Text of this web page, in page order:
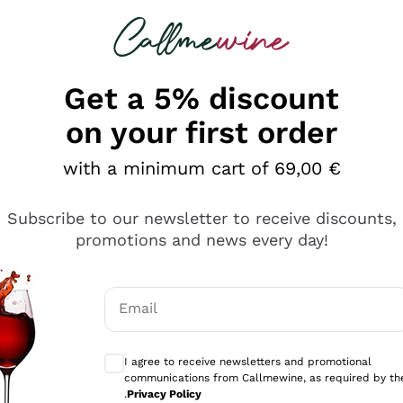
looking for
è male ma secondo me ci sono alternative che
Get a 5% discount
on your first order
with a minimum cart of 69,00 €
Subscribe to our newsletter to receive discounts,
promotions and news every day!
Email
I agree to receive newsletters and promotional
communications from Callmewine, as required by
.Privacy Policy